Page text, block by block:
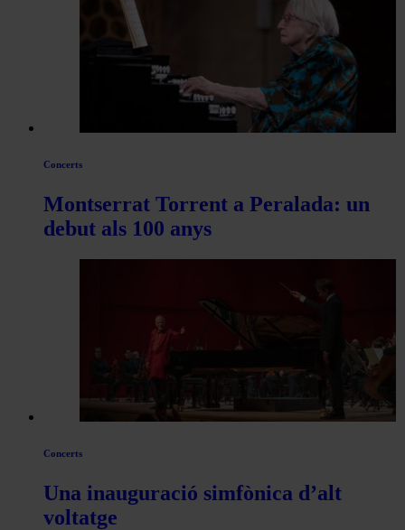
Concerts
Montserrat Torrent a Peralada: un
debut als 100 anys
Concerts
Una inauguració simfònica d’alt
voltatge